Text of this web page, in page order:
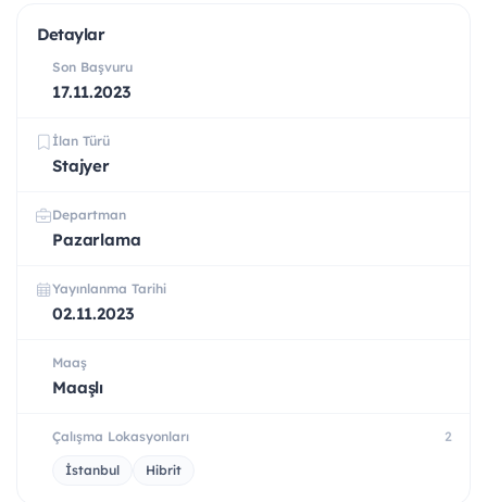
Detaylar
Son Başvuru
17.11.2023
İlan Türü
Stajyer
Departman
Pazarlama
Yayınlanma Tarihi
02.11.2023
Maaş
Maaşlı
Çalışma Lokasyonları 2
İstanbul Hibrit